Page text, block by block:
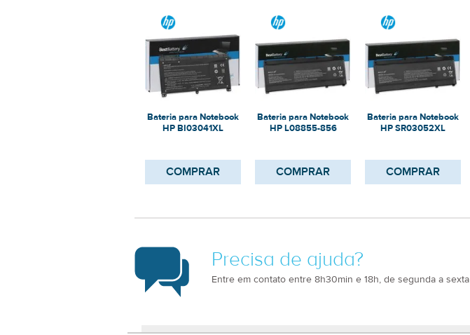
Bateria para Notebook
HP BI03041XL
COMPRAR
Bateria para Notebook
HP L08855-856
COMPRAR
Bateria para Notebook
HP SR03052XL
COMPRAR
Precisa de ajuda?
Entre em contato entre 8h30min e 18h, de segunda a sexta